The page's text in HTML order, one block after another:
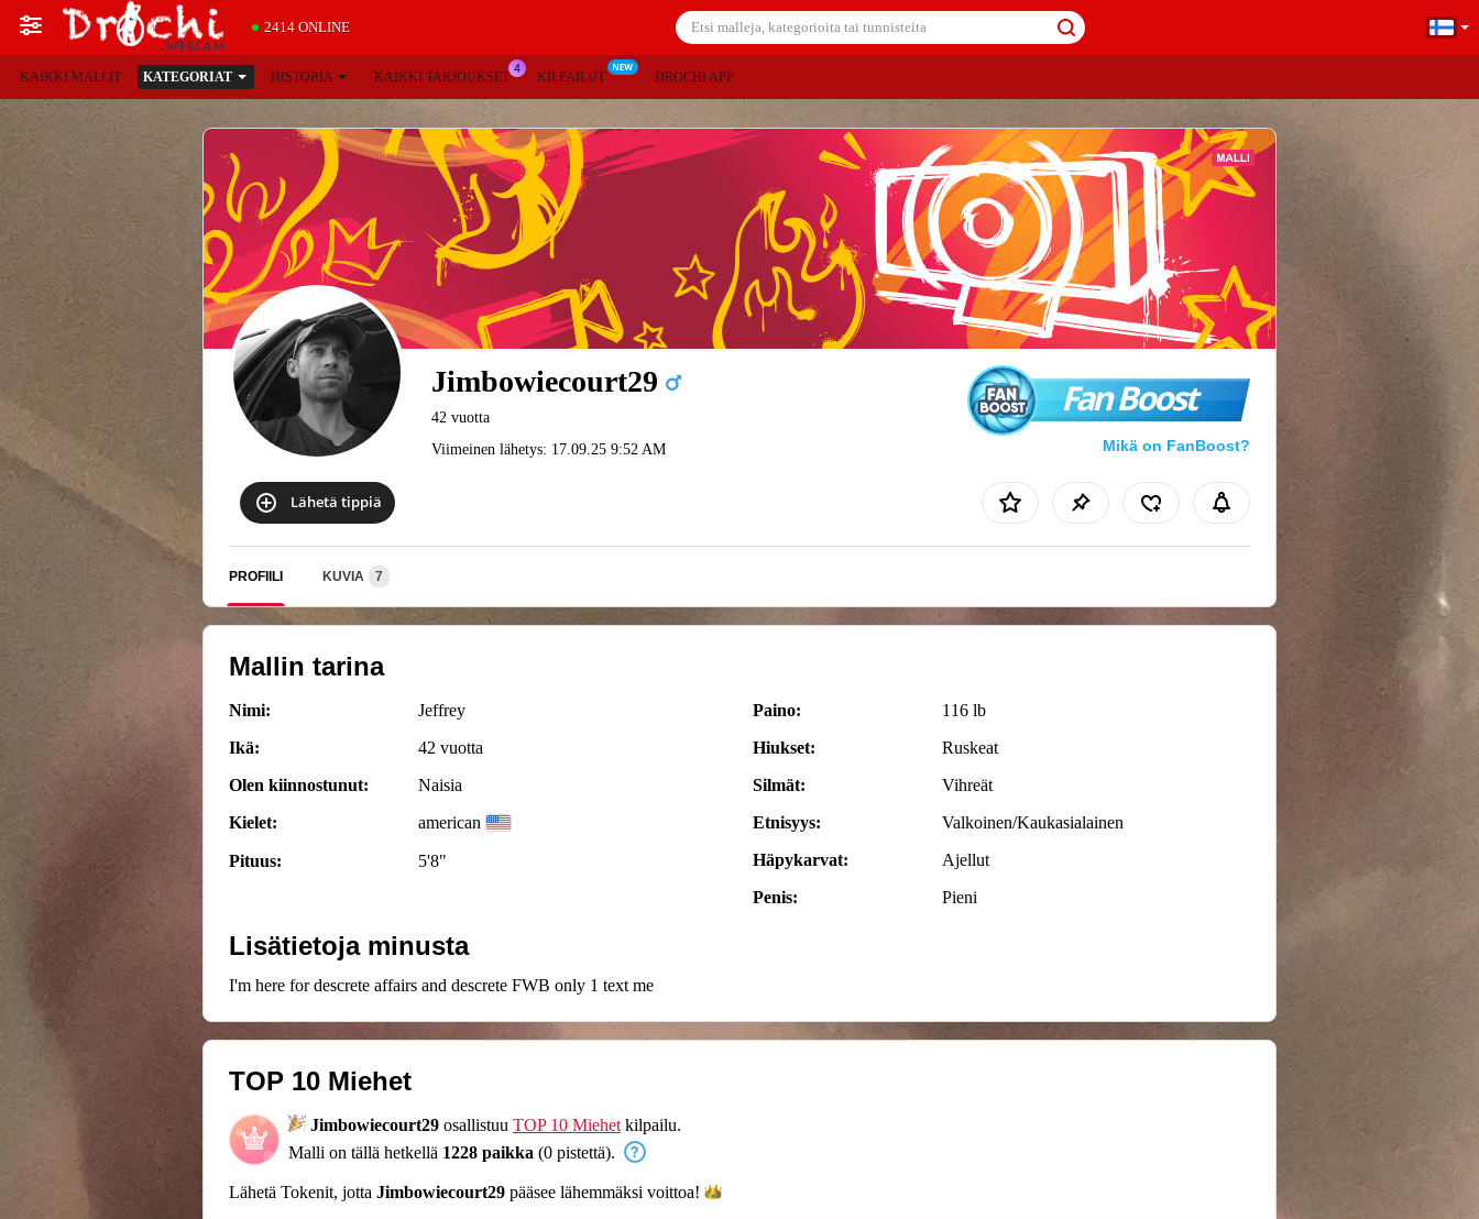
2414 ONLINE
KAIKKI MALLIT KATEGORIAT HISTORIA KAIKKI TARJOUKSET KILPAILUT DROCHI APP
Jimbowiecourt29
42 vuotta
Viimeinen lähetys: 17.09.25 9:52 AM
Fan Boost
Mikä on FanBoost?
Lähetä tippiä
PROFIILI KUVIA 7
Mallin tarina
Nimi:
Jeffrey
Ikä:
42 vuotta
Olen kiinnostunut:
Naisia
Kielet:
american
Pituus: 5'8"
Paino:
116 lb
Hiukset:
Ruskeat
Silmät:
Vihreät
Etnisyys:
Valkoinen/Kaukasialainen
Häpykarvat:
Ajellut
Penis:
Pieni
Lisätietoja minusta
I'm here for descrete affairs and descrete FWB only 1 text me
TOP 10 Miehet
Jimbowiecourt29 osallistuu TOP 10 Miehet kilpailu.
Malli on tällä hetkellä 1228 paikka (0 pistettä).
Lähetä Tokenit, jotta Jimbowiecourt29 pääsee lähemmäksi voittoa!